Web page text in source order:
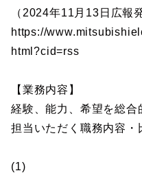
（2024年11月13日広報
https://
html?cid=rss
【業務内容】
経験、能力、希望を総合
担当いただく職務内容・
(1)